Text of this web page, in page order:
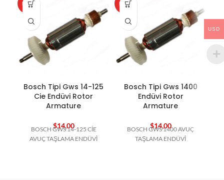
HOT
Bosch Tipi Gws 14-125
Cie Endüvi Rotor
Armature
$14,00
BOSCH GWS 14-125 CİE
AVUÇ TAŞLAMA ENDÜVİ
HOT
Bosch Tipi Gws 1400
Endüvi Rotor
Armature
$14,00
BOSCH GWS 1400 AVUÇ
TAŞLAMA ENDÜVİ
USD